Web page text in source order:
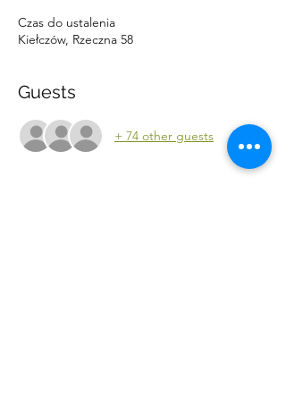
Czas do ustalenia
Kiełczów, Rzeczna 58
Guests
+ 74 other guests